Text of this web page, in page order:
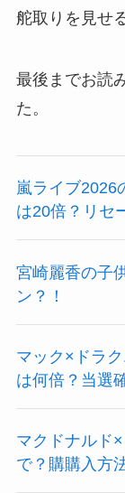
舵取りを見せ
最後までお読
た。
嵐ライブ2026
は20倍？リセ
宮崎麗香の子
ン？！
マック×ドラ
は何倍？当選
マクドナルド
で？購購入方